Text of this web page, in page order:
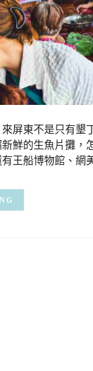
屏東不是只有墾
鮮的生魚片攤，
有王船博物館、網